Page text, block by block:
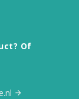
Of